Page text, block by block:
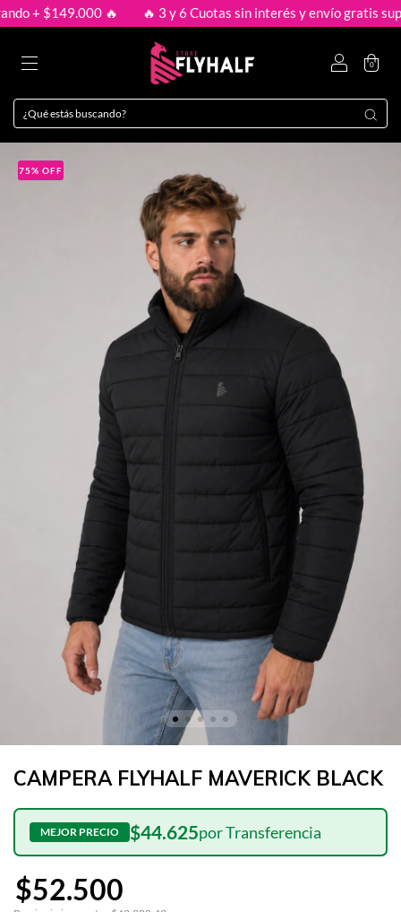
+ $149.000 🔥 🔥 3 y 6 Cuotas sin interés y envío gratis
0
75% OFF
CAMPERA FLYHALF MAVERICK BLACK
$52.500
$44.625